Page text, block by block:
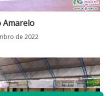
Amarelo
de 2022